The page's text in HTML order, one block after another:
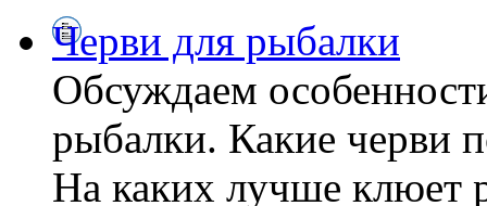
Черви для рыбалки
Обсуждаем
рыбалки. Какие черви
На каких лучше клюет